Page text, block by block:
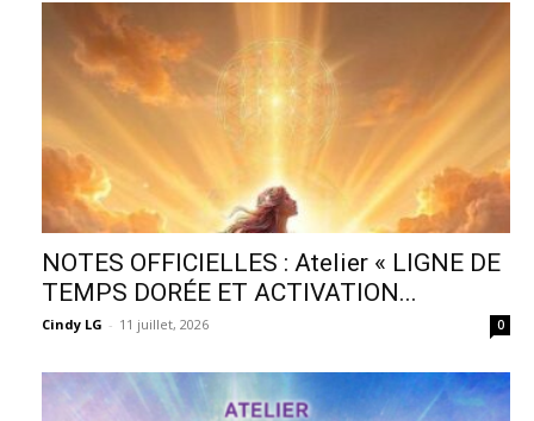
NOTES OFFICIELLES : Atelier « LIGNE DE
TEMPS DORÉE ET ACTIVATION...
Cindy LG - 11 juillet, 2026 0